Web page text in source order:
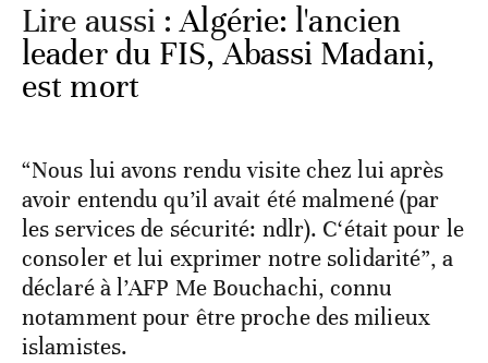
Lire aussi :Algérie: l'ancien
leader du FIS, Abassi Madani,
est mort
“Nous lui avons rendu visite chez lui après
avoir entendu qu’il avait été malmené (par
les services de sécurité: ndlr). C‘était pour le
consoler et lui exprimer notre solidarité”, a
déclaré à l’AFP Me Bouchachi, connu
notamment pour être proche des milieux
islamistes.